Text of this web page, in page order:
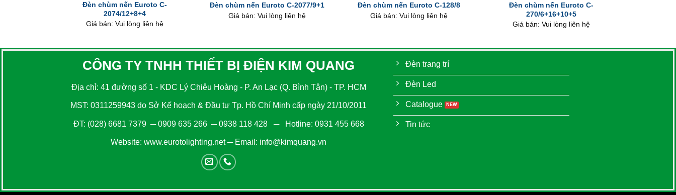
Đèn chùm nến Euroto C-
2074/12+8+4
Giá bán: Vui lòng liên hệ
Đèn chùm nến Euroto C-2077/9+1
Giá bán: Vui lòng liên hệ
Đèn chùm nến Euroto C-128/8
Giá bán: Vui lòng liên hệ
Đèn chùm nến Euroto C-
270/6+16+10+5
Giá bán: Vui lòng liên hệ
CÔNG TY TNHH THIẾT BỊ ĐIỆN KIM QUANG
Địa chỉ: 41 đường số 1 - KDC Lý Chiêu Hoàng - P. An Lạc (Q. Bình Tân) - TP. HCM
MST: 0311259943 do Sở Kế hoạch & Đầu tư Tp. Hồ Chí Minh cấp ngày 21/10/2011
ĐT: (028) 6681 7379 ─0909 635 266─0938 118 428─ Hotline: 0931 455 668
Website: www.eurotolighting.net─ Email: info@kimquang.vn
Đèn trang trí
Đèn Led
Catalogue
Tin tức